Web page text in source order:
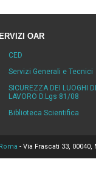
OAR
CED
Servizi Generali e Tecnici
SICUREZZA DEI LUOGHI DI
LAVORO D.Lgs 81/08
Biblioteca Scientifica
- Via Frascati 33,